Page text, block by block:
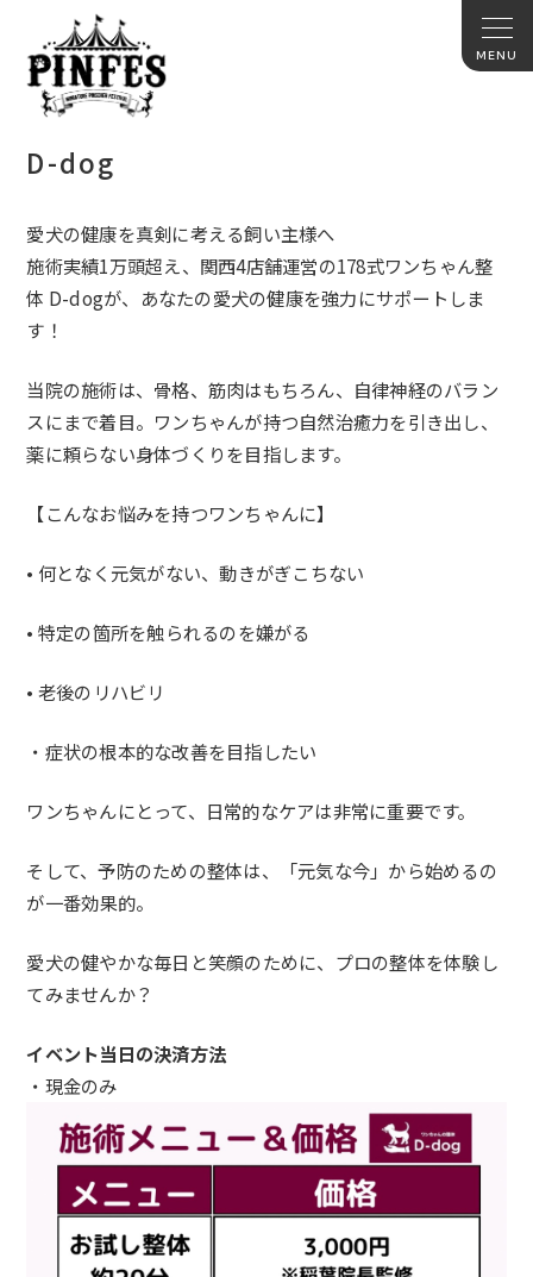
D-dog
愛犬の健康を真剣に考える飼い主様へ
施術実績1万頭超え、関西4店舗運営の178式ワンちゃん整
体 D-dogが、あなたの愛犬の健康を強力にサポートしま
す！
当院の施術は、骨格、筋肉はもちろん、 自律神経のバラン
スにまで着目。ワンちゃんが持つ自然治癒力を引き出し、
薬に頼らない身体づくりを目指します。
【こんなお悩みを持つワンちゃんに】
• 何となく元気がない、動きがぎこちない
• 特定の箇所を触られるのを嫌がる
• 老後のリハビリ
・症状の根本的な改善を目指したい
ワンちゃんにとって、日常的なケアは非常に重要です。
そして、予防のための整体は、「元気な今」 から始めるの
が一番効果的。
愛犬の健やかな毎日と笑顔のために、 プロの整体を体験し
てみませんか？
イベント当日の決済方法
・現金のみ